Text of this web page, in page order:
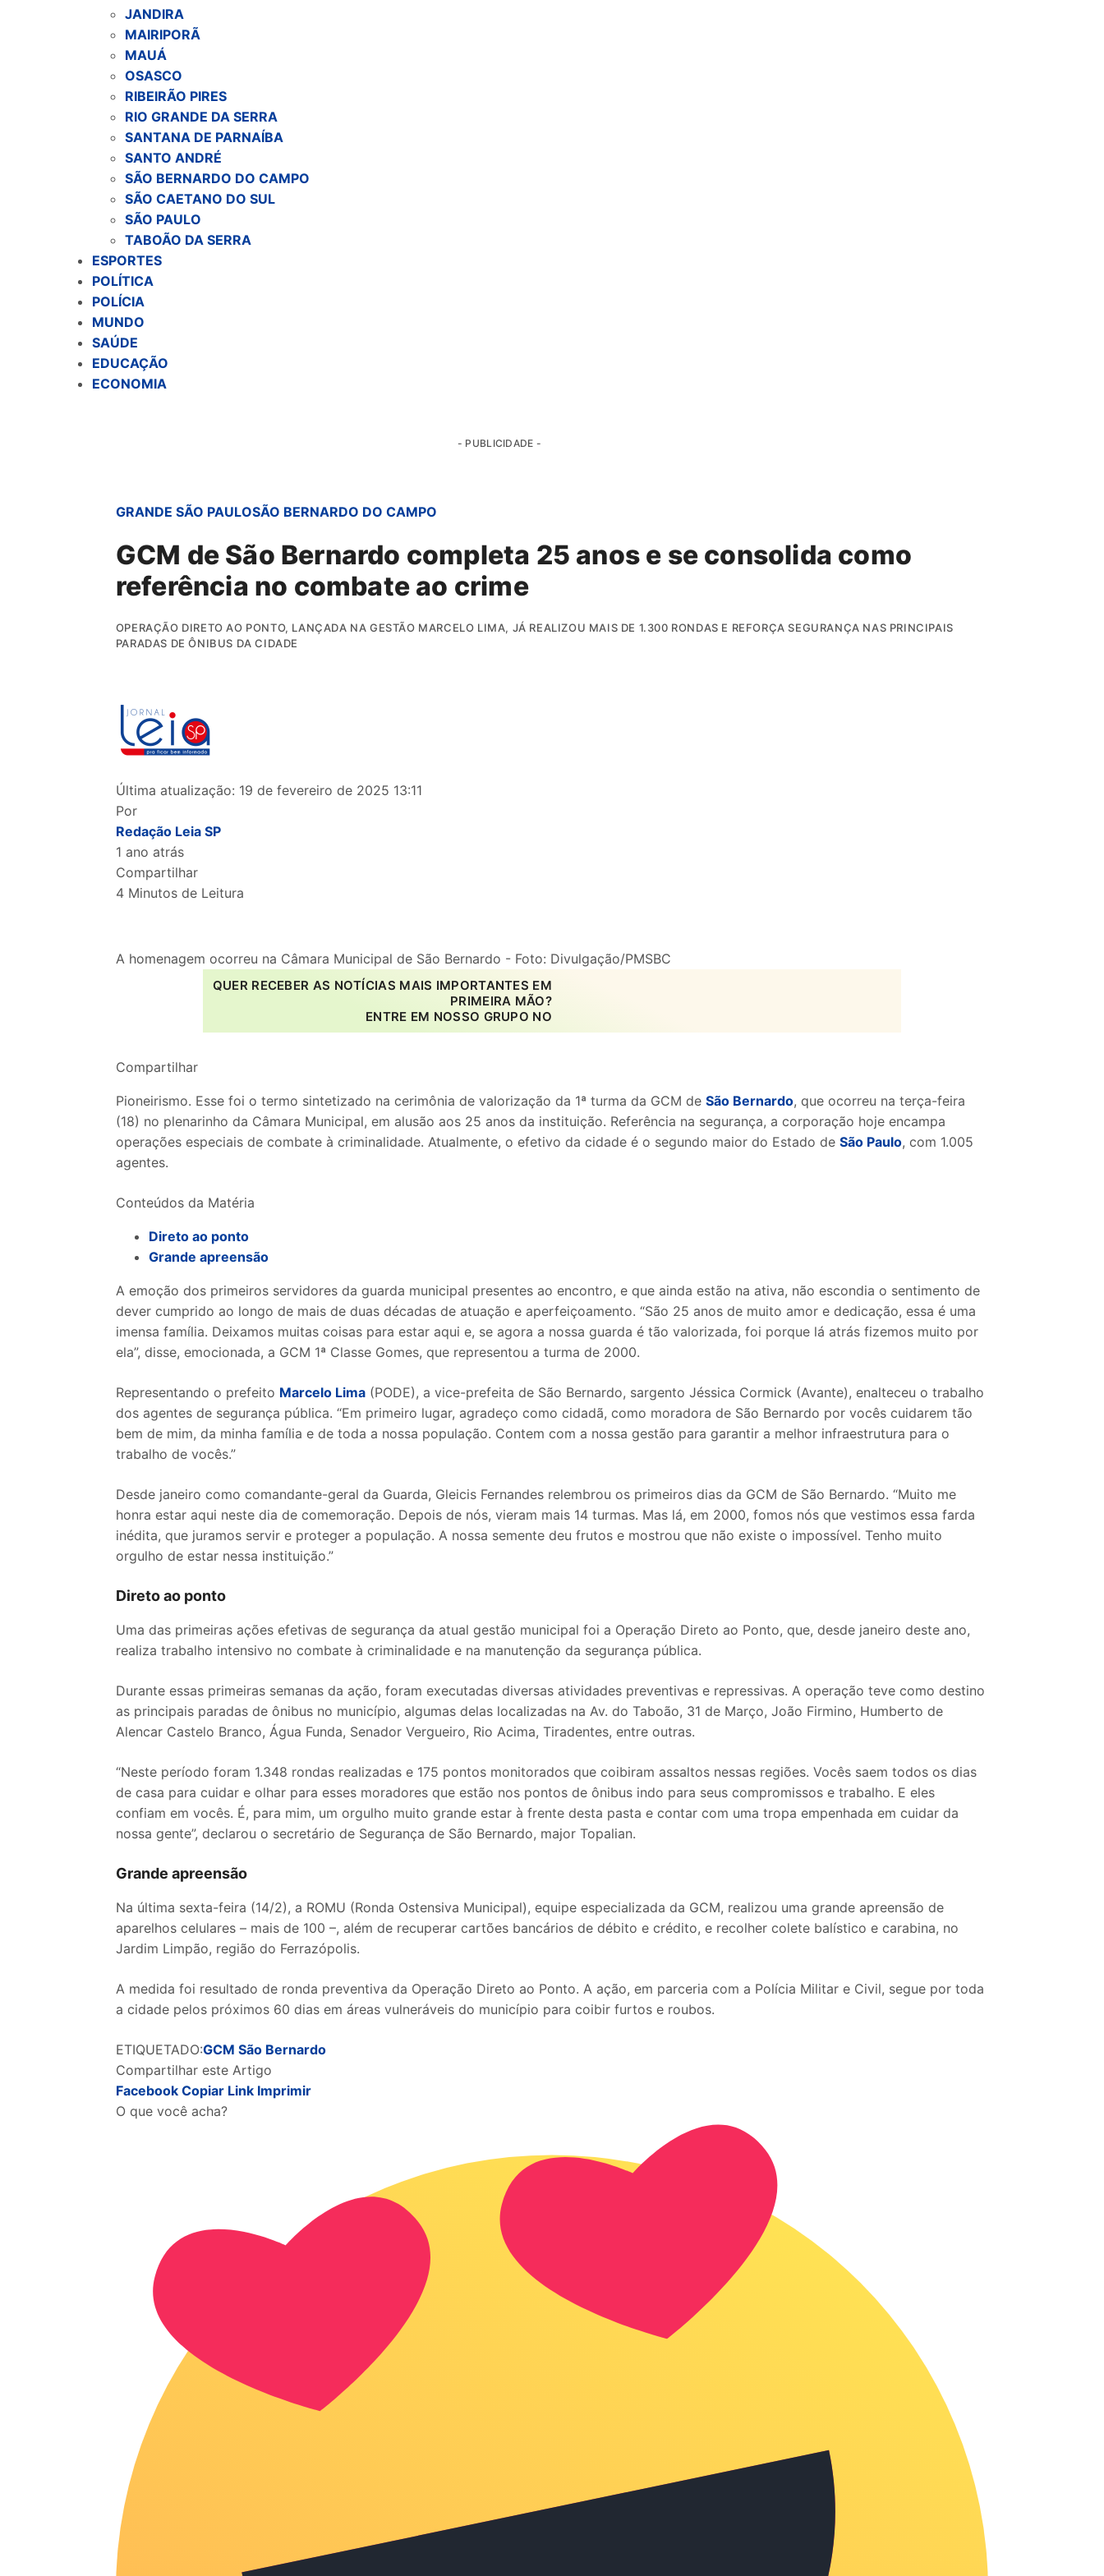
JANDIRA
MAIRIPORÃ
MAUÁ
OSASCO
RIBEIRÃO PIRES
RIO GRANDE DA SERRA
SANTANA DE PARNAÍBA
SANTO ANDRÉ
SÃO BERNARDO DO CAMPO
SÃO CAETANO DO SUL
SÃO PAULO
TABOÃO DA SERRA
ESPORTES
POLÍTICA
POLÍCIA
MUNDO
SAÚDE
EDUCAÇÃO
ECONOMIA
- PUBLICIDADE -
GRANDE SÃO PAULOSÃO BERNARDO DO CAMPO
GCM de São Bernardo completa 25 anos e se consolida como
referência no combate ao crime
OPERAÇÃO DIRETO AO PONTO, LANÇADA NA GESTÃO MARCELO LIMA, JÁ REALIZOU MAIS DE 1.300 RONDAS E REFORÇA SEGURANÇA NAS PRINCIPAIS
PARADAS DE ÔNIBUS DA CIDADE
Última atualização: 19 de fevereiro de 2025 13:11
Por
Redação Leia SP
1 ano atrás
Compartilhar
4 Minutos de Leitura
A homenagem ocorreu na Câmara Municipal de São Bernardo - Foto: Divulgação/PMSBC
QUER RECEBER AS NOTÍCIAS MAIS IMPORTANTES EM
PRIMEIRA MÃO?
ENTRE EM NOSSO GRUPO NO
Compartilhar
Pioneirismo. Esse foi o termo sintetizado na cerimônia de valorização da 1ª turma da GCM de São Bernardo, que ocorreu na terça-feira
(18) no plenarinho da Câmara Municipal, em alusão aos 25 anos da instituição. Referência na segurança, a corporação hoje encampa
operações especiais de combate à criminalidade. Atualmente, o efetivo da cidade é o segundo maior do Estado de São Paulo, com 1.005
agentes.
Conteúdos da Matéria
Direto ao ponto
Grande apreensão
A emoção dos primeiros servidores da guarda municipal presentes ao encontro, e que ainda estão na ativa, não escondia o sentimento de
dever cumprido ao longo de mais de duas décadas de atuação e aperfeiçoamento. “São 25 anos de muito amor e dedicação, essa é uma
imensa família. Deixamos muitas coisas para estar aqui e, se agora a nossa guarda é tão valorizada, foi porque lá atrás fizemos muito por
ela”, disse, emocionada, a GCM 1ª Classe Gomes, que representou a turma de 2000.
Representando o prefeito Marcelo Lima(PODE), a vice-prefeita de São Bernardo, sargento Jéssica Cormick (Avante), enalteceu o trabalho
dos agentes de segurança pública. “Em primeiro lugar, agradeço como cidadã, como moradora de São Bernardo por vocês cuidarem tão
bem de mim, da minha família e de toda a nossa população. Contem com a nossa gestão para garantir a melhor infraestrutura para o
trabalho de vocês.”
Desde janeiro como comandante-geral da Guarda, Gleicis Fernandes relembrou os primeiros dias da GCM de São Bernardo. “Muito me
honra estar aqui neste dia de comemoração. Depois de nós, vieram mais 14 turmas. Mas lá, em 2000, fomos nós que vestimos essa farda
inédita, que juramos servir e proteger a população. A nossa semente deu frutos e mostrou que não existe o impossível. Tenho muito
orgulho de estar nessa instituição.”
Direto ao ponto
Uma das primeiras ações efetivas de segurança da atual gestão municipal foi a Operação Direto ao Ponto, que, desde janeiro deste ano,
realiza trabalho intensivo no combate à criminalidade e na manutenção da segurança pública.
Durante essas primeiras semanas da ação, foram executadas diversas atividades preventivas e repressivas. A operação teve como destino
as principais paradas de ônibus no município, algumas delas localizadas na Av. do Taboão, 31 de Março, João Firmino, Humberto de
Alencar Castelo Branco, Água Funda, Senador Vergueiro, Rio Acima, Tiradentes, entre outras.
“Neste período foram 1.348 rondas realizadas e 175 pontos monitorados que coibiram assaltos nessas regiões. Vocês saem todos os dias
de casa para cuidar e olhar para esses moradores que estão nos pontos de ônibus indo para seus compromissos e trabalho. E eles
confiam em vocês. É, para mim, um orgulho muito grande estar à frente desta pasta e contar com uma tropa empenhada em cuidar da
nossa gente”, declarou o secretário de Segurança de São Bernardo, major Topalian.
Grande apreensão
Na última sexta-feira (14/2), a ROMU (Ronda Ostensiva Municipal), equipe especializada da GCM, realizou uma grande apreensão de
aparelhos celulares – mais de 100 –, além de recuperar cartões bancários de débito e crédito, e recolher colete balístico e carabina, no
Jardim Limpão, região do Ferrazópolis.
A medida foi resultado de ronda preventiva da Operação Direto ao Ponto. A ação, em parceria com a Polícia Militar e Civil, segue por toda
a cidade pelos próximos 60 dias em áreas vulneráveis do município para coibir furtos e roubos.
ETIQUETADO:GCM São Bernardo
Compartilhar este Artigo
Facebook Copiar Link Imprimir
O que você acha?